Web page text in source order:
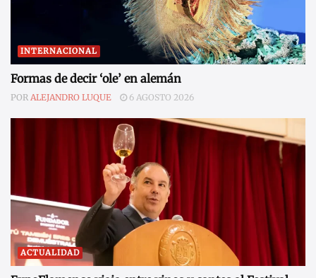
INTERNACIONAL
Formas de decir ‘ole’ en alemán
POR ALEJANDRO LUQUE 6 AGOSTO 2026
ACTUALIDAD